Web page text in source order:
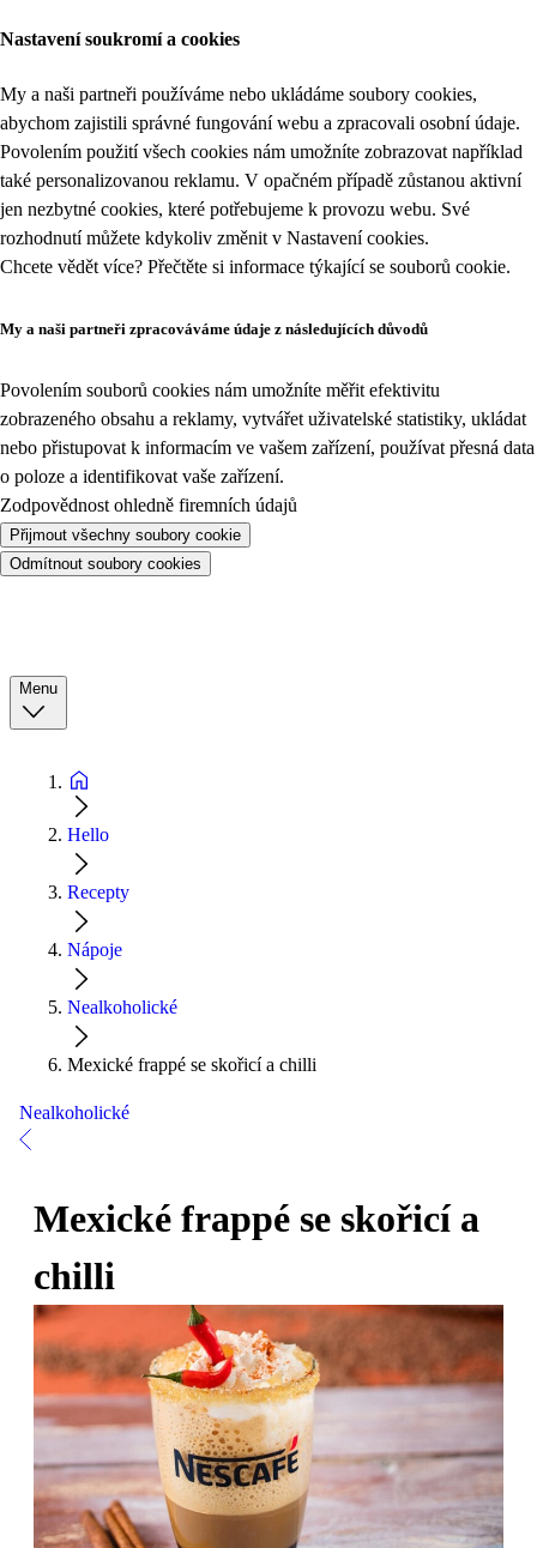
Nastavení soukromí a cookies
My a naši partneři používáme nebo ukládáme soubory cookies,
abychom zajistili správné fungování webu a zpracovali osobní údaje.
Povolením použití všech cookies nám umožníte zobrazovat například
také personalizovanou reklamu. V opačném případě zůstanou aktivní
jen nezbytné cookies, které potřebujeme k provozu webu. Své
rozhodnutí můžete kdykoliv změnit v Nastavení cookies.
Chcete vědět více? Přečtěte si informace týkající se souborů cookie.
My a naši partneři zpracováváme údaje z následujících důvodů
Povolením souborů cookies nám umožníte měřit efektivitu
zobrazeného obsahu a reklamy, vytvářet uživatelské statistiky, ukládat
nebo přistupovat k informacím ve vašem zařízení, používat přesná data
o poloze a identifikovat vaše zařízení.
Zodpovědnost ohledně firemních údajů
Přijmout všechny soubory cookie
Odmítnout soubory cookies
Menu
Hello
Recepty
Nápoje
Nealkoholické
Mexické frappé se skořicí a chilli
Nealkoholické
Mexické frappé se skořicí a
chilli